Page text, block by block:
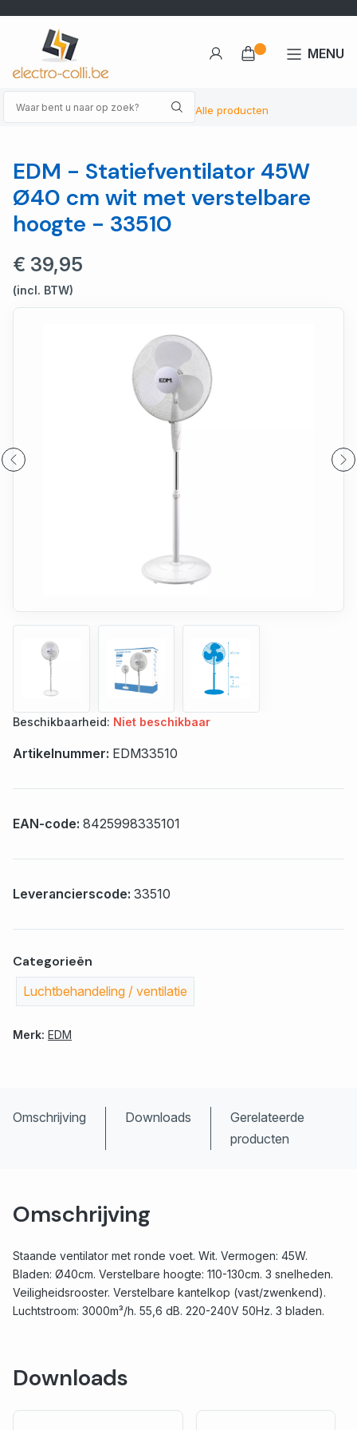
Alle producten
MENU
EDM - Statiefventilator 45W
Ø40 cm wit met verstelbare
hoogte - 33510
€ 39,95
(incl. BTW)
Beschikbaarheid: Niet beschikbaar
Artikelnummer: EDM33510
EAN-code: 8425998335101
Leverancierscode: 33510
Categorieën
Luchtbehandeling / ventilatie
Merk: EDM
Omschrijving Downloads
Gerelateerde
producten
Omschrijving
Staande ventilator met ronde voet. Wit. Vermogen: 45W.
Bladen: Ø40cm. Verstelbare hoogte: 110-130cm. 3 snelheden.
Veiligheidsrooster. Verstelbare kantelkop (vast/zwenkend).
Luchtstroom: 3000m³/h. 55,6 dB. 220-240V 50Hz. 3 bladen.
Downloads